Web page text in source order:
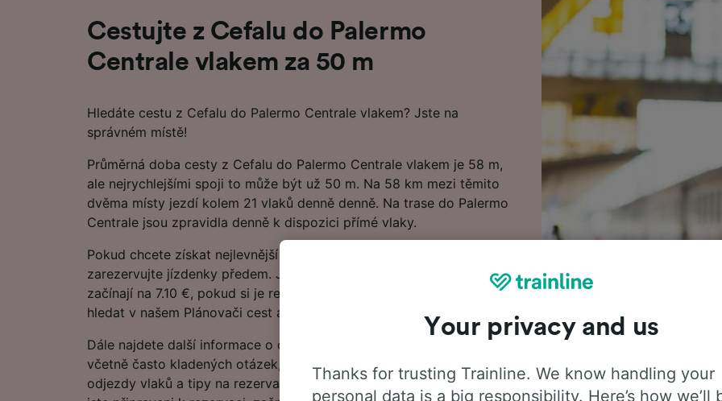
Cestujte z Cefalu do Palermo
Centrale vlakem za 50 m
Hledáte cestu z Cefalu do Palermo Centrale vlakem? Jste na
správném místě!
Průměrná doba cesty z Cefalu do Palermo Centrale vlakem je 58 m,
ale nejrychlejšími spoji to může být už 50 m. Na 58 km mezi těmito
dvěma místy jezdí kolem 21 vlaků denně denně. Na trase do Palermo
Centrale jsou zpravidla denně k dispozici přímé vlaky.
Pokud chcete získat nejlevnější jízdné, naplánujte si cestu a
zarezervujte jízdenky předem. Jízdenky z Cefalu do Palermo Centrale
začínají na 7.10 €, pokud si je rezervujete s předstihem, tak začněte
hledat v našem Plánovači cest a podívejte se na nejnovější ceny.
Dále najdete další informace o cestě vlakem do Palermo Centrale,
včetně často kladených otázek, jízdních řádů s prvními a posledními
odjezdy vlaků a tipy na rezervaci levných vlakových jízdenek. Pokud
Your privacy and us
Thanks for trusting Trainline. We know handling your
personal data is a big responsibility. Here’s how we’ll